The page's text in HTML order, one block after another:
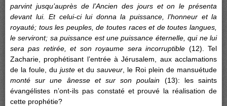
parvint jusqu’auprès de l’Ancien des jours et on le présenta
devant lui. Et celui-ci lui donna la puissance, l’honneur et la
royauté; tous les peuples, de toutes races et de toutes langues,
le serviront; sa puissance est une puissance éternelle, qui ne lui
sera pas retirée, et son royaume sera incorruptible (12). Tel
Zacharie, prophétisant l’entrée à Jérusalem, aux acclamations
de la foule, du juste et du sauveur , le Roi plein de mansuétude
monté sur une ânesse et sur son poulain (13): les saints
évangélistes n’ont-ils pas constaté et prouvé la réalisation de
cette prophétie?